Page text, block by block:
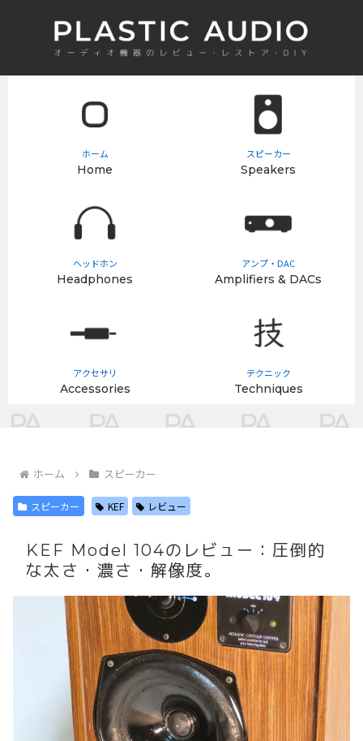
ホーム
Home
スピーカー
Speakers
ヘッドホン
Headphones
アンプ・DAC
Amplifiers & DACs
アクセサリ
Accessories
テクニック
Techniques
ホーム スピーカー
スピーカー KEF レビュー
KEF Model 104のレビュー：圧倒的
な太さ・濃さ・解像度。